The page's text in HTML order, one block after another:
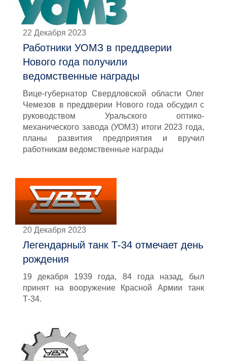
22 Декабря 2023
Работники УОМЗ в преддверии
Нового года получили
ведомственные награды
Вице-губернатор Свердловской области Олег
Чемезов в преддверии Нового года обсудил с
руководством Уральского оптико-
механического завода (УОМЗ) итоги 2023 года,
планы развития предприятия и вручил
работникам ведомственные награды
20 Декабря 2023
Легендарный танк Т-34 отмечает день
рождения
19 декабря 1939 года, 84 года назад, был
принят на вооружение Красной Армии танк
Т-34.